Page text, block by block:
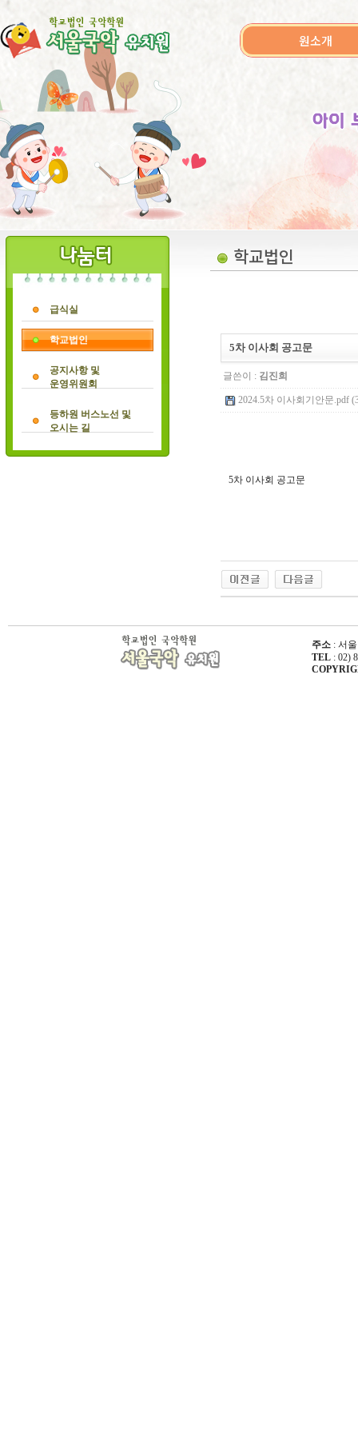
원소개
급식실
학교법인
공지사항 및
운영위원회
등하원 버스노선 및
오시는 길
학교법인
5차 이사회 공고문
글쓴이 : 김진희
2024.5차 이사회기안문.pdf
5차 이사회 공고문
주소 : 서
TEL : 02)